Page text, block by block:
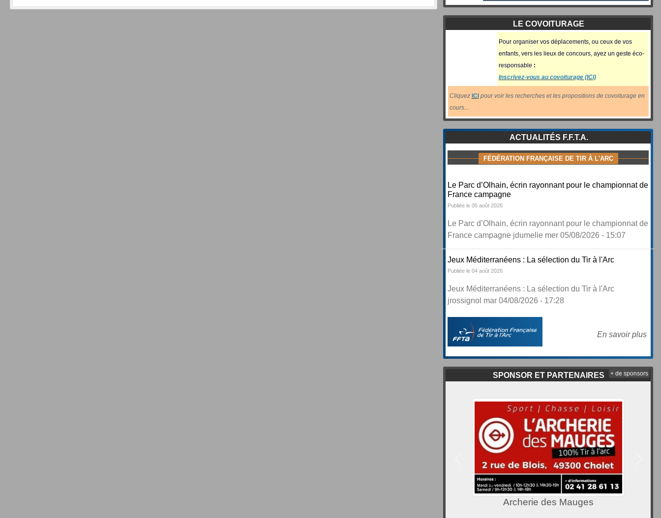
LE COVOITURAGE
Pour organiser vos déplacements, ou ceux de vos
enfants, vers les lieux de concours, ayez un geste éco-
responsable :
Inscrivez-vous au covoiturage (ICI)
Cliquez ICI pour voir les recherches et les propositions de covoiturage en
cours...
ACTUALITÉS F.F.T.A.
FÉDÉRATION FRANÇAISE DE TIR À L'ARC
Le Parc d’Olhain, écrin rayonnant pour le championnat de
France campagne
Publiée le 05 août 2026
Le Parc d’Olhain, écrin rayonnant pour le championnat de
France campagne jdumelie mer 05/08/2026 - 15:07
Jeux Méditerranéens : La sélection du Tir à l'Arc
Publiée le 04 août 2026
Jeux Méditerranéens : La sélection du Tir à l'Arc
jrossignol mar 04/08/2026 - 17:28
En savoir plus
SPONSOR ET PARTENAIRES
Archerie des Mauges
Précedent
+ de sponsors